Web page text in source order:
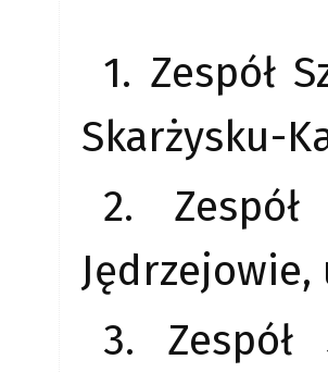
1. Zespół
Skarżysku-
2.
3. Zespół